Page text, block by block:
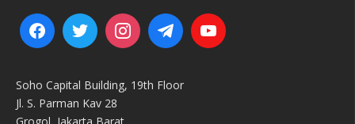
Soho Capital Building, 19th Floor
Jl. S. Parman Kav 28